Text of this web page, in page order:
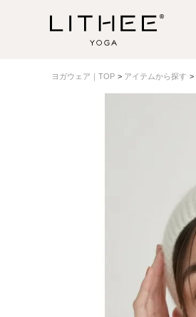
ヨガウェア｜TOP アイテムから探す